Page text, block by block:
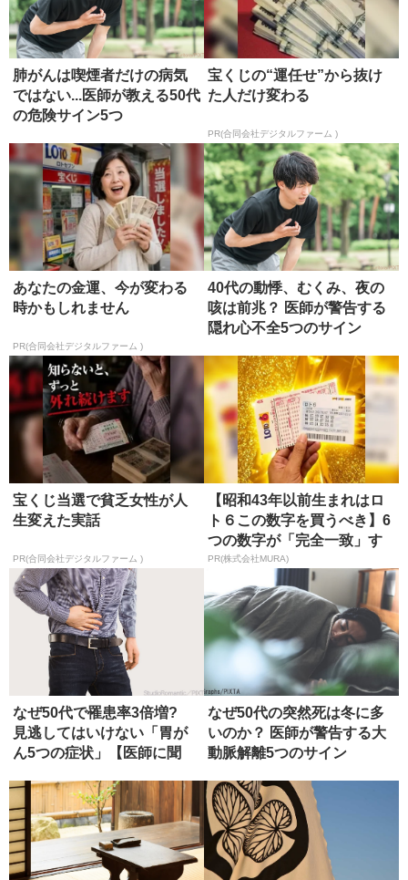
肺がんは喫煙者だけの病気
ではない...医師が教える50代
の危険サイン5つ
宝くじの“運任せ”から抜け
た人だけ変わる
PR(合同会社デジタルファーム )
あなたの金運、今が変わる
時かもしれません
PR(合同会社デジタルファーム )
40代の動悸、むくみ、夜の
咳は前兆？ 医師が警告する
隠れ心不全5つのサイン
宝くじ当選で貧乏女性が人
生変えた実話
PR(合同会社デジタルファーム )
【昭和43年以前生まれはロ
ト６この数字を買うべき】6
つの数字が「完全一致」す
る方...
PR(株式会社MURA)
なぜ50代で罹患率3倍増?
見逃してはいけない「胃が
ん5つの症状」【医師に聞
なぜ50代の突然死は冬に多
いのか？ 医師が警告する大
動脈解離5つのサイン